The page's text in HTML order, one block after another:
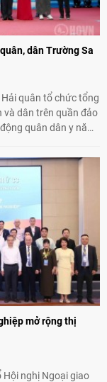
dân Trường Sa
quân tổ chức tổng
và dân trên quần đảo
quân dân y năm
gia khám, tư vấn,
nhân dân trên
mở rộng thị
nghị Ngoại giao